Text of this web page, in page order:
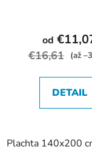
od
€16,61 (až
DETAIL
Plachta 140x200